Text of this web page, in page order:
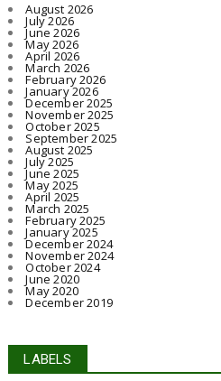
August 2026
July 2026
June 2026
May 2026
April 2026
March 2026
February 2026
January 2026
December 2025
November 2025
October 2025
September 2025
August 2025
July 2025
June 2025
May 2025
April 2025
March 2025
February 2025
January 2025
December 2024
November 2024
October 2024
June 2020
May 2020
December 2019
LABELS